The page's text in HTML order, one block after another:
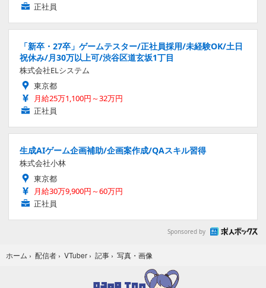
正社員
「新卒・27卒」ゲームテスター/正社員採用/未経験OK/土日
祝休み/月30万以上可/渋谷区道玄坂1丁目
株式会社ELシステム
東京都
月給25万1,100円～32万円
正社員
生成AIゲーム企画補助/企画案作成/QAスキル習得
株式会社小林
東京都
月給30万9,900円～60万円
正社員
Sponsored by
ホーム › 配信者 › VTuber › 記事 › 写真・画像